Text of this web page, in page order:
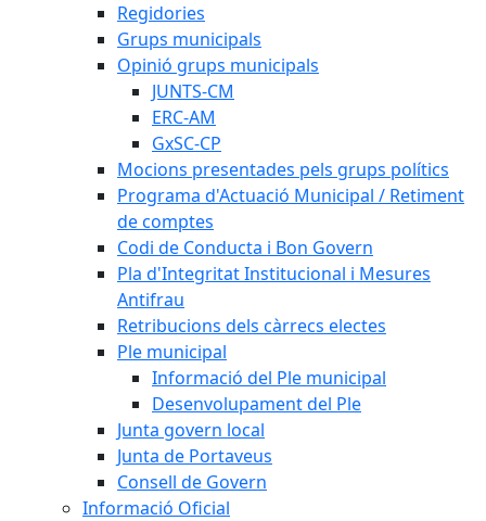
Regidories
Grups municipals
Opinió grups municipals
JUNTS-CM
ERC-AM
GxSC-CP
Mocions presentades pels grups polítics
Programa d'Actuació Municipal / Retiment
de comptes
Codi de Conducta i Bon Govern
Pla d'Integritat Institucional i Mesures
Antifrau
Retribucions dels càrrecs electes
Ple municipal
Informació del Ple municipal
Desenvolupament del Ple
Junta govern local
Junta de Portaveus
Consell de Govern
Informació Oficial